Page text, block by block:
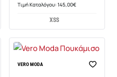
Τιμή Καταλόγου: 145,00€
XSS
-30%
VERO MODA